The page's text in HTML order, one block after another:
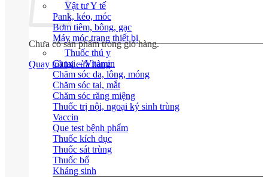
Chưa có sản phẩm trong giỏ hàng.
Quay trở lại cửa hàng
Vật tư Y tế
Pank, kéo, móc
Bơm tiêm, bông, gạc
Máy móc trang thiết bị
Thuốc thú y
Canxi – Vitamin
Chăm sóc da, lông, móng
Chăm sóc tai, mắt
Chăm sóc răng miệng
Thuốc trị nội, ngoại ký sinh trùng
Vaccin
Que test bệnh phẩm
Thuốc kích dục
Thuốc sát trùng
Thuốc bổ
Kháng sinh